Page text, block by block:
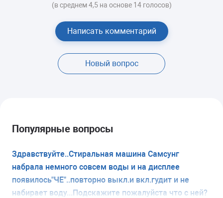
(в среднем 4,5 на основе 14 голосов)
Написать комментарий
Новый вопрос
Популярные вопросы
Здравствуйте..Стиральная машина Самсунг
набрала немного совсем воды и на дисплее
появилось"ЧЕ"..повторно выкл.и вкл.гудит и не
набирает воду...Подскажите пожалуйста что с ней?